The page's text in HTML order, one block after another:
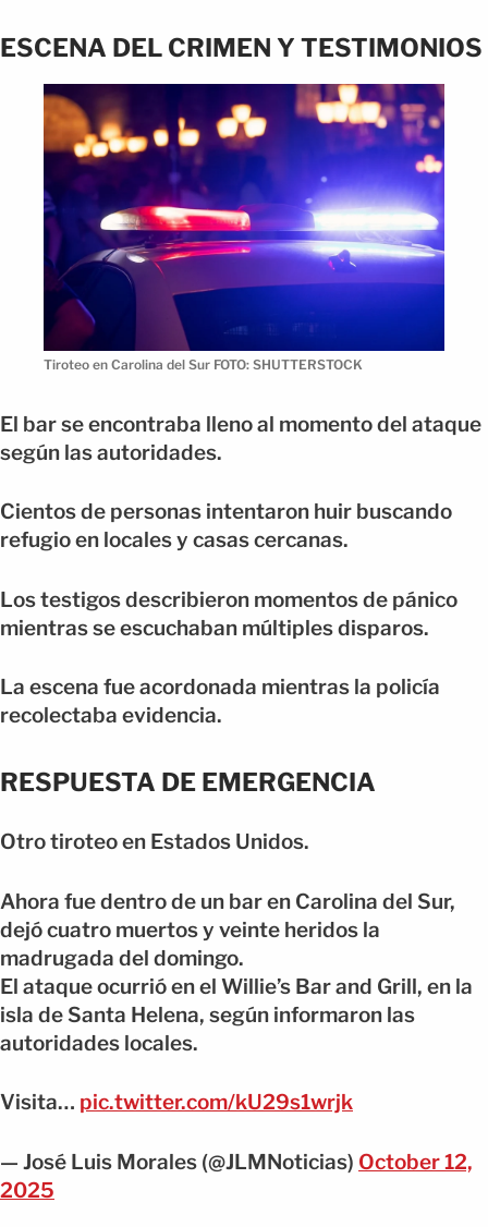
ESCENA DEL CRIMEN Y TESTIMONIOS
Tiroteo en Carolina del Sur FOTO: SHUTTERSTOCK
El bar se encontraba lleno al momento del ataque
según las autoridades.
Cientos de personas intentaron huir buscando
refugio en locales y casas cercanas.
Los testigos describieron momentos de pánico
mientras se escuchaban múltiples disparos.
La escena fue acordonada mientras la policía
recolectaba evidencia.
RESPUESTA DE EMERGENCIA
Otro tiroteo en Estados Unidos.
Ahora fue dentro de un bar en Carolina del Sur,
dejó cuatro muertos y veinte heridos la
madrugada del domingo.
El ataque ocurrió en el Willie’s Bar and Grill, en la
isla de Santa Helena, según informaron las
autoridades locales.
Visita… pic.twitter.com/kU29s1wrjk
— José Luis Morales (@JLMNoticias) October 12,
2025